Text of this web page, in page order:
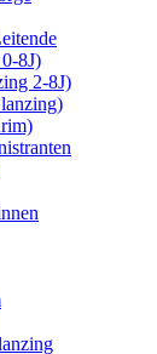
8J)
2-8J)